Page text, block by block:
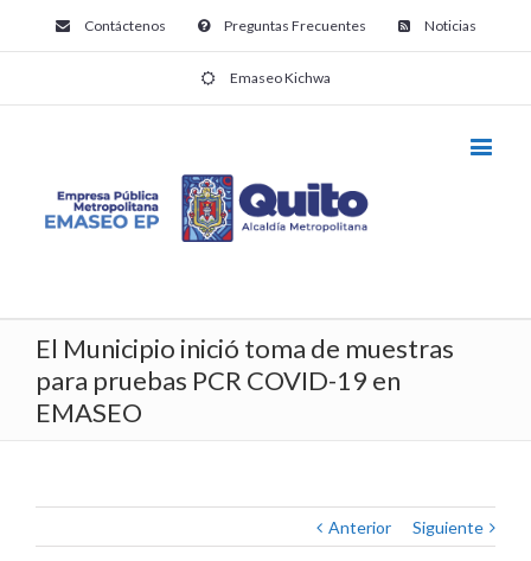
Contáctenos Preguntas Frecuentes Noticias
Emaseo Kichwa
El Municipio inició toma de muestras
para pruebas PCR COVID-19 en
EMASEO
Anterior Siguiente